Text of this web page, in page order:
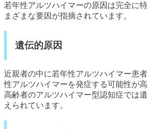
若年性アルツハイマーの原因は完全に
まざまな要因が指摘されています。
遺伝的原因
近親者の中に若年性アルツハイマー患
性アルツハイマーを発症する可能性が高
高齢者のアルツハイマー型認知症では
えられています。